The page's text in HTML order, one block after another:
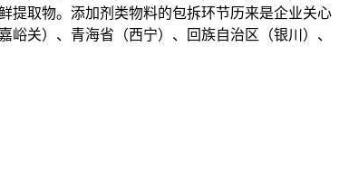
提取物。添加剂类物料的包拆环节历来是企业关心
关）、青海省（西宁）、回族自治区（银川）、